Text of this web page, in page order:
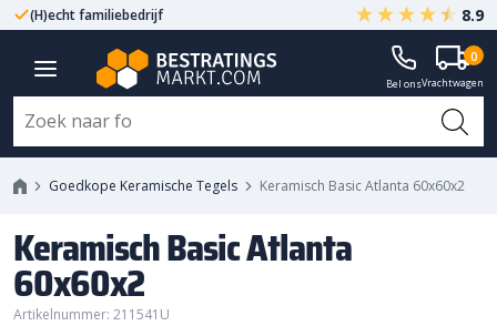
(H)echt familiebedrijf Gegarandeerd A-kwaliteit
8.9
Bel onsVrachtwagen
0
Goedkope Keramische Tegels Keramisch Basic Atlanta 60x60x2
Keramisch Basic Atlanta
60x60x2
Artikelnummer: 211541U